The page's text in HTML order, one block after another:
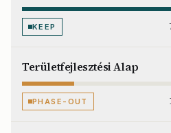
KEEP
Területfejlesztési Alap
PHASE-OUT